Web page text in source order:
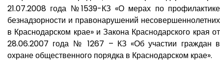
21.07.2008 года №1539-КЗ «О мерах по профилактике
безнадзорности и правонарушений несовершеннолетних
в Краснодарском крае» и Закона Краснодарского края от
28.06.2007 года № 1267 – КЗ «Об участии граждан в
охране общественного порядка в Краснодарском крае».